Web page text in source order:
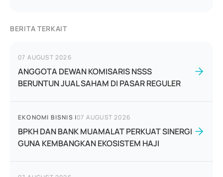
BERITA TERKAIT
07 AUGUST 2026
ANGGOTA DEWAN KOMISARIS NSSS
BERUNTUN JUAL SAHAM DI PASAR REGULER
EKONOMI BISNIS |07 AUGUST 2026
BPKH DAN BANK MUAMALAT PERKUAT SINERGI
GUNA KEMBANGKAN EKOSISTEM HAJI